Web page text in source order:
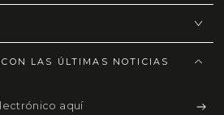
LAS ÚLTIMAS NOTICIAS